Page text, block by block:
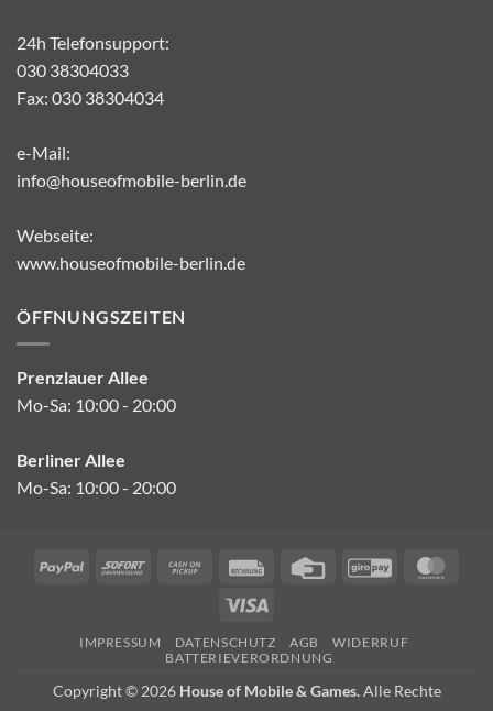
24h Telefonsupport:
030 38304033
Fax: 030 38304034
e-Mail:
info@houseofmobile-berlin.de
Webseite:
www.houseofmobile-berlin.de
ÖFFNUNGSZEITEN
Prenzlauer Allee
Mo-Sa: 10:00 - 20:00
Berliner Allee
Mo-Sa: 10:00 - 20:00
PayPal Sofort
Cash
Pickup
Rechung
Credit
GiroPay
IMPRESSUM DATENSCHUTZ AGB
WIDERRUF
BATTERIEVERORDNUNG
Copyright © 2026 House of Mobile & Games.Alle Rechte